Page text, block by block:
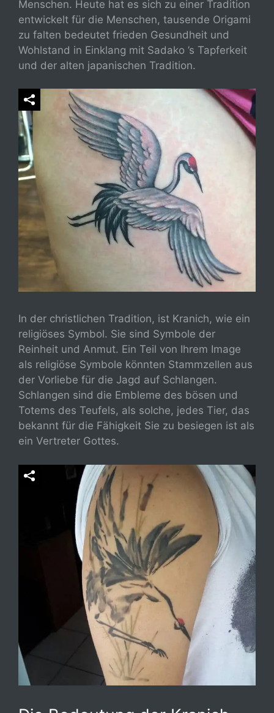
Menschen. Heute hat es sich zu einer Tradition
entwickelt für die Menschen, tausende Origami
zu falten bedeutet frieden Gesundheit und
Wohlstand in Einklang mit Sadako ’s Tapferkeit
und der alten japanischen Tradition.
In der christlichen Tradition, ist Kranich, wie ein
religiöses Symbol. Sie sind Symbole der
Reinheit und Anmut. Ein Teil von Ihrem Image
als religiöse Symbole könnten Stammzellen aus
der Vorliebe für die Jagd auf Schlangen.
Schlangen sind die Embleme des bösen und
Totems des Teufels, als solche, jedes Tier, das
bekannt für die Fähigkeit Sie zu besiegen ist als
ein Vertreter Gottes.